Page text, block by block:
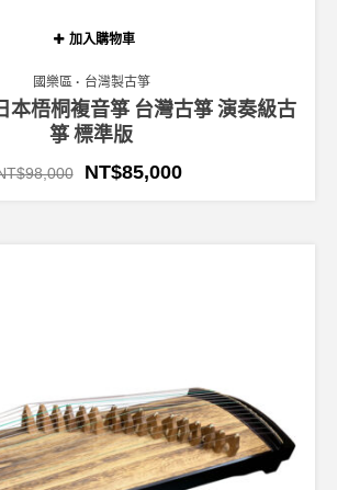
加入購物車
國樂區 台灣製古箏
本梧桐複音箏 台灣古箏 演奏級古
箏 標準版
98,000 NT$85,000